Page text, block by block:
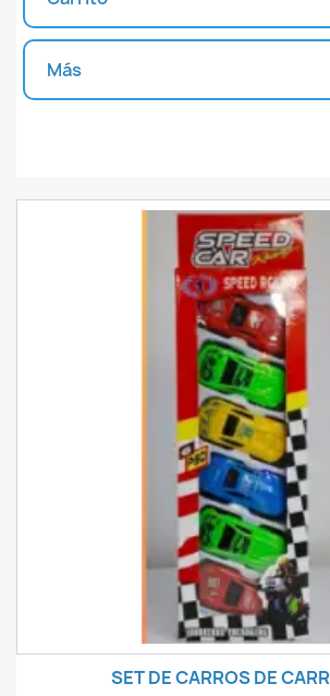
INICIAR SESIÓN
Más
SET DE CARROS DE